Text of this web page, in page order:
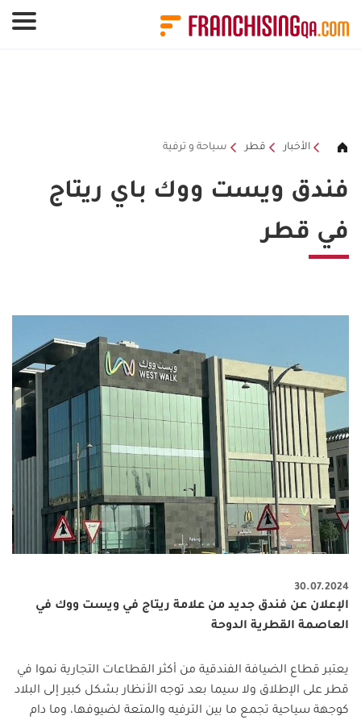
الأخبار قطر سياحة و ترفية
فندق ويست ووك باي ريتاج
في قطر
30.07.2024
الإعلان عن فندق جديد من علامة ريتاج في ويست ووك في
العاصمة القطرية الدوحة
يعتبر قطاع الضيافة الفندقية من أكثر القطاعات التجارية نموا في
قطر على الإطلاق ولا سيما بعد توجه الأنظار بشكل كبير إلى البلاد
كوجهة سياحية تجمع ما بين الترفيه والمتعة لضيوفها، وما دام
لوحة إدارة ملفات تعريف الارتباط